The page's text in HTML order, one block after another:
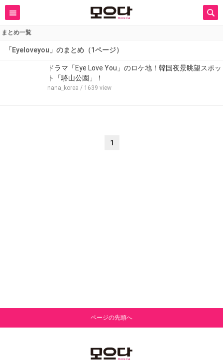
まとめ一覧
「Eyeloveyou」のまとめ（1ページ）
ドラマ「Eye Love You」のロケ地！韓国夜景眺望スポッ
ト「駱山公園」！
nana_korea / 1639 view
1
ページの先頭へ